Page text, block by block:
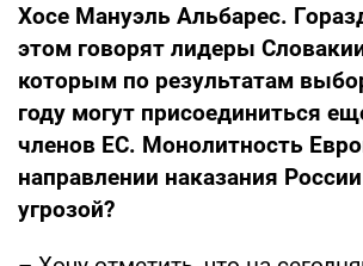
Хосе Мануэль Альбарес.
этом говорят лидеры
которым по результатам
году могут присоединиться
членов ЕС. Монолитность
направлении наказания
угрозой?